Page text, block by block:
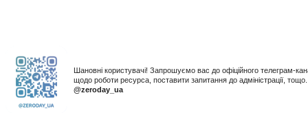
Шановні користувачі! Запрошуємо вас до офіційного телеграм-
щодо роботи ресурса, поставити запитання до адміністрації,
@zeroday_ua